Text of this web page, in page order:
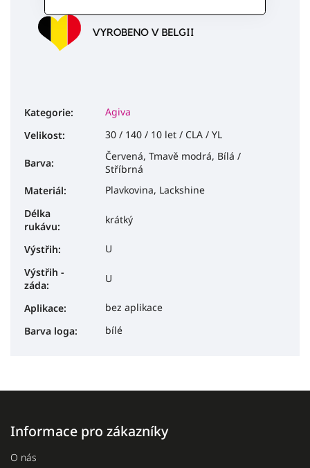
Kategorie:
Agiva
Velikost: 30 / 140 / 10 let / CLA / YL
Barva:
Červená, Tmavě modrá, Bílá /
Stříbrná
Materiál:
Plavkovina, Lackshine
Délka
rukávu:
krátký
Výstřih:
U
Výstřih -
záda:
U
Aplikace:
bez aplikace
Barva loga: bílé
Informace pro zákazníky
O nás